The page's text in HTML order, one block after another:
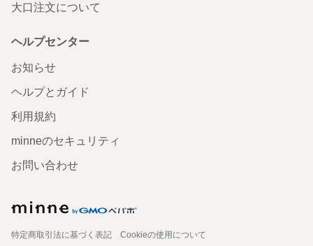
大口注文について
ヘルプセンター
お知らせ
ヘルプとガイド
利用規約
minneのセキュリティ
お問い合わせ
特定商取引法に基づく表記
Cookieの使用について